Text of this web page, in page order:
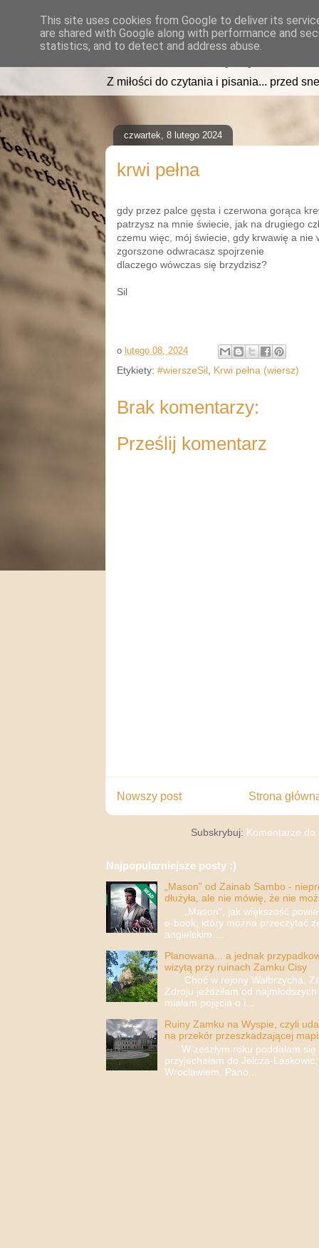
read2sleep.pl
Z miłości do czytania i pisania... przed
czwartek, 8 lutego 2024
krwi pełna
gdy przez palce gęsta i czerwona gorąca
patrzysz na mnie świecie, jak na drugiego
czemu więc, mój świecie, gdy krwawię a nie
zgorszone odwracasz spojrzenie
dlaczego wówczas się brzydzisz?
Sil
o lutego 08, 2024
Etykiety: #wierszeSil , Krwi pełna (wiersz)
Brak komentarzy:
Prześlij komentarz
Nowszy post Strona
Subskrybuj: Komentarze
Najpopularniejsze posty :)
„Mason” od Zainab Sambo -
dłużyła, ale nie mówię, że nie
„Mason”, jak większość
e-book, który można przeczytać
angielskim....
Planowana... a jednak
wizytą przy ruinach Zamku Cisy
Choć w rejony Wałbrzycha,
Zdroju jeździłam od
miałam pojęcia o i...
Ruiny Zamku na Wyspie, czyli
na przekór przeszkadzającej
W zeszłym roku poddałam się
przyjechałam do Jelcza-
Wrocławiem. Pano...
This site uses cookies from Google to deliver its
are shared with Google along with performance and
statistics, and to detect and address abuse.